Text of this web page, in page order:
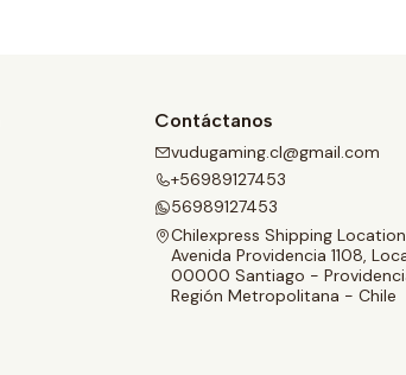
Contáctanos
vudugaming.cl@gmail.com
+56989127453
56989127453
Chilexpress Shipping Location
Avenida Providencia 1108,
00000 Santiago -
Región Metropolitana - Chile